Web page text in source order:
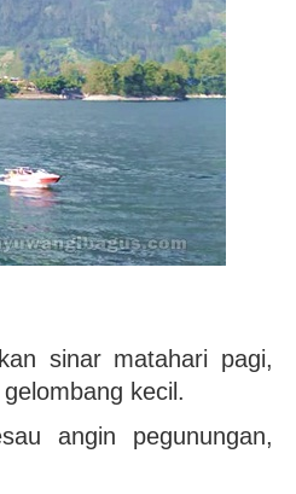
sinar matahari pagi,
kecil.
angin pegunungan,